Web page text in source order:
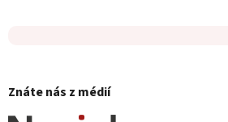
Znáte nás z médií